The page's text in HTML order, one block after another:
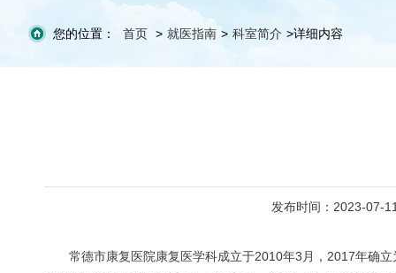
您的位置： 首页 > 就医指南 > 科室简介 >详细内容
发布时间：2023-07-
常德市康复医院康复医学科成立于2010年3月，2017年确